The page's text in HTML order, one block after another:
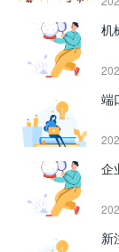
机
端
企
新